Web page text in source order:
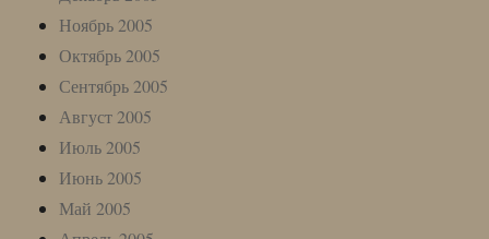
Ноябрь 2005
Октябрь 2005
Сентябрь 2005
Август 2005
Июль 2005
Июнь 2005
Май 2005